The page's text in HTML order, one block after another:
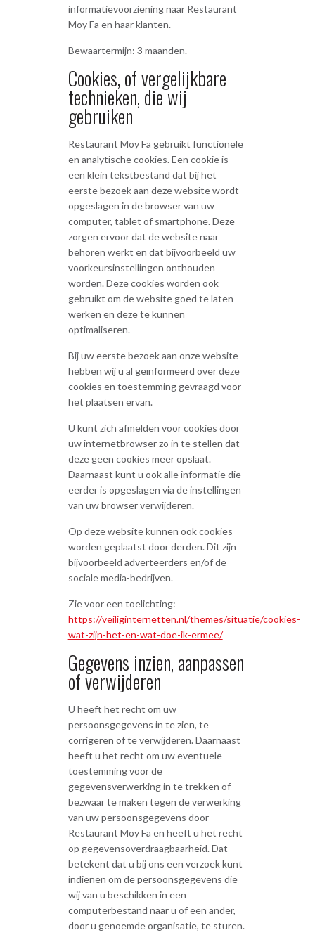
informatievoorziening naar Restaurant
Moy Fa en haar klanten.
Bewaartermijn: 3 maanden.
Cookies, of vergelijkbare
technieken, die wij
gebruiken
Restaurant Moy Fa gebruikt functionele
en analytische cookies. Een cookie is
een klein tekstbestand dat bij het
eerste bezoek aan deze website wordt
opgeslagen in de browser van uw
computer, tablet of smartphone. Deze
zorgen ervoor dat de website naar
behoren werkt en dat bijvoorbeeld uw
voorkeursinstellingen onthouden
worden. Deze cookies worden ook
gebruikt om de website goed te laten
werken en deze te kunnen
optimaliseren.
Bij uw eerste bezoek aan onze website
hebben wij u al geïnformeerd over deze
cookies en toestemming gevraagd voor
het plaatsen ervan.
U kunt zich afmelden voor cookies door
uw internetbrowser zo in te stellen dat
deze geen cookies meer opslaat.
Daarnaast kunt u ook alle informatie die
eerder is opgeslagen via de instellingen
van uw browser verwijderen.
Op deze website kunnen ook cookies
worden geplaatst door derden. Dit zijn
bijvoorbeeld adverteerders en/of de
sociale media-bedrijven.
Zie voor een toelichting:
https://veiliginternetten.nl/themes/situatie/cookies-
wat-zijn-het-en-wat-doe-ik-ermee/
Gegevens inzien, aanpassen
of verwijderen
U heeft het recht om uw
persoonsgegevens in te zien, te
corrigeren of te verwijderen. Daarnaast
heeft u het recht om uw eventuele
toestemming voor de
gegevensverwerking in te trekken of
bezwaar te maken tegen de verwerking
van uw persoonsgegevens door
Restaurant Moy Fa en heeft u het recht
op gegevensoverdraagbaarheid. Dat
betekent dat u bij ons een verzoek kunt
indienen om de persoonsgegevens die
wij van u beschikken in een
computerbestand naar u of een ander,
door u genoemde organisatie, te sturen.